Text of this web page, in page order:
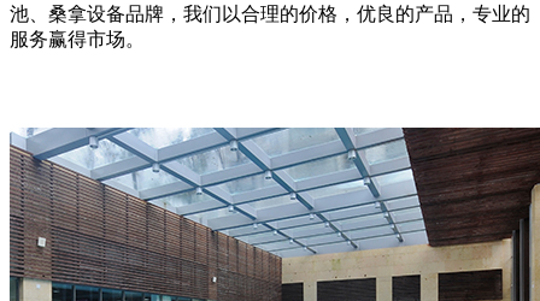
池、桑拿设备品牌，我们以合理的价格，优良的产品，专业的
服务赢得市场。